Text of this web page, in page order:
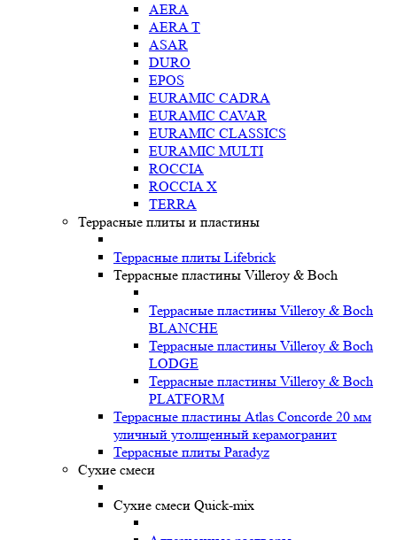
AERA
AERA T
ASAR
DURO
EPOS
EURAMIC CADRA
EURAMIC CAVAR
EURAMIC CLASSICS
EURAMIC MULTI
ROCCIA
ROCCIA X
TERRA
Террасные плиты и пластины
Террасные плиты Lifebrick
Террасные пластины Villeroy & Boch
Террасные пластины Villeroy & Boch
BLANCHE
Террасные пластины Villeroy & Boch
LODGE
Террасные пластины Villeroy & Boch
PLATFORM
Террасные пластины Atlas Concorde 20 мм
уличный утолщенный керамогранит
Террасные плиты Paradyz
Сухие смеси
Сухие смеси Quick-mix